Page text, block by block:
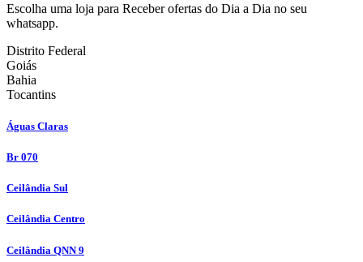
Escolha uma loja para Receber ofertas do Dia a Dia no seu
whatsapp.
Distrito Federal
Goiás
Bahia
Tocantins
Águas Claras
Br 070
Ceilândia Sul
Ceilândia Centro
Ceilândia QNN 9